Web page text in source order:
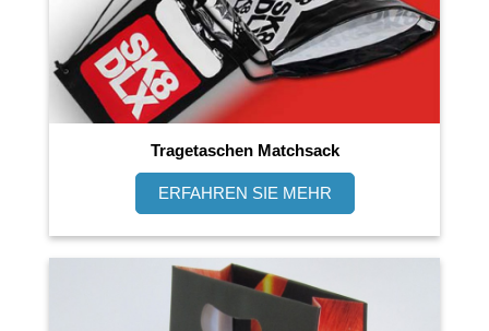
Tragetaschen Matchsack
ERFAHREN SIE MEHR